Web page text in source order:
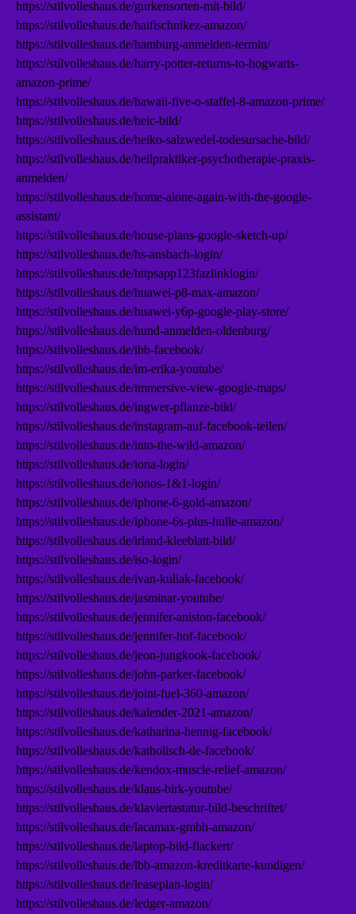
https://stilvolleshaus.de/gurkensorten-mit-bild/
https://stilvolleshaus.de/haifischnikez-amazon/
https://stilvolleshaus.de/hamburg-anmelden-termin/
https://stilvolleshaus.de/harry-potter-returns-to-hogwarts-
amazon-prime/
https://stilvolleshaus.de/hawaii-five-o-staffel-8-amazon-prime/
https://stilvolleshaus.de/heic-bild/
https://stilvolleshaus.de/heiko-salzwedel-todesursache-bild/
https://stilvolleshaus.de/heilpraktiker-psychotherapie-praxis-
anmelden/
https://stilvolleshaus.de/home-alone-again-with-the-google-
assistant/
https://stilvolleshaus.de/house-plans-google-sketch-up/
https://stilvolleshaus.de/hs-ansbach-login/
https://stilvolleshaus.de/httpsapp123fazlinklogin/
https://stilvolleshaus.de/huawei-p8-max-amazon/
https://stilvolleshaus.de/huawei-y6p-google-play-store/
https://stilvolleshaus.de/hund-anmelden-oldenburg/
https://stilvolleshaus.de/ibb-facebook/
https://stilvolleshaus.de/im-erika-youtube/
https://stilvolleshaus.de/immersive-view-google-maps/
https://stilvolleshaus.de/ingwer-pflanze-bild/
https://stilvolleshaus.de/instagram-auf-facebook-teilen/
https://stilvolleshaus.de/into-the-wild-amazon/
https://stilvolleshaus.de/iona-login/
https://stilvolleshaus.de/ionos-1&1-login/
https://stilvolleshaus.de/iphone-6-gold-amazon/
https://stilvolleshaus.de/iphone-6s-plus-hulle-amazon/
https://stilvolleshaus.de/irland-kleeblatt-bild/
https://stilvolleshaus.de/iso-login/
https://stilvolleshaus.de/ivan-kuliak-facebook/
https://stilvolleshaus.de/jasminar-youtube/
https://stilvolleshaus.de/jennifer-aniston-facebook/
https://stilvolleshaus.de/jennifer-hof-facebook/
https://stilvolleshaus.de/jeon-jungkook-facebook/
https://stilvolleshaus.de/john-parker-facebook/
https://stilvolleshaus.de/joint-fuel-360-amazon/
https://stilvolleshaus.de/kalender-2021-amazon/
https://stilvolleshaus.de/katharina-hennig-facebook/
https://stilvolleshaus.de/katholisch-de-facebook/
https://stilvolleshaus.de/kendox-muscle-relief-amazon/
https://stilvolleshaus.de/klaus-birk-youtube/
https://stilvolleshaus.de/klaviertastatur-bild-beschriftet/
https://stilvolleshaus.de/lacamax-gmbh-amazon/
https://stilvolleshaus.de/laptop-bild-flackert/
https://stilvolleshaus.de/lbb-amazon-kreditkarte-kundigen/
https://stilvolleshaus.de/leaseplan-login/
https://stilvolleshaus.de/ledger-amazon/